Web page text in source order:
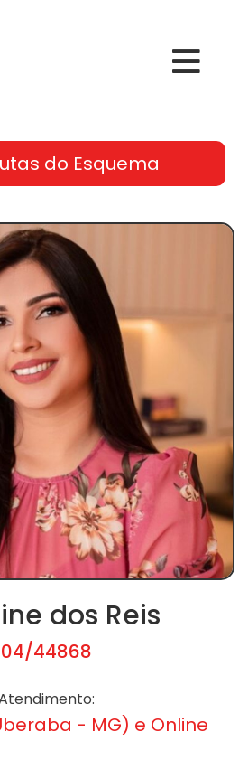
do Esquema
dos Reis
04/44868
- MG) e Online